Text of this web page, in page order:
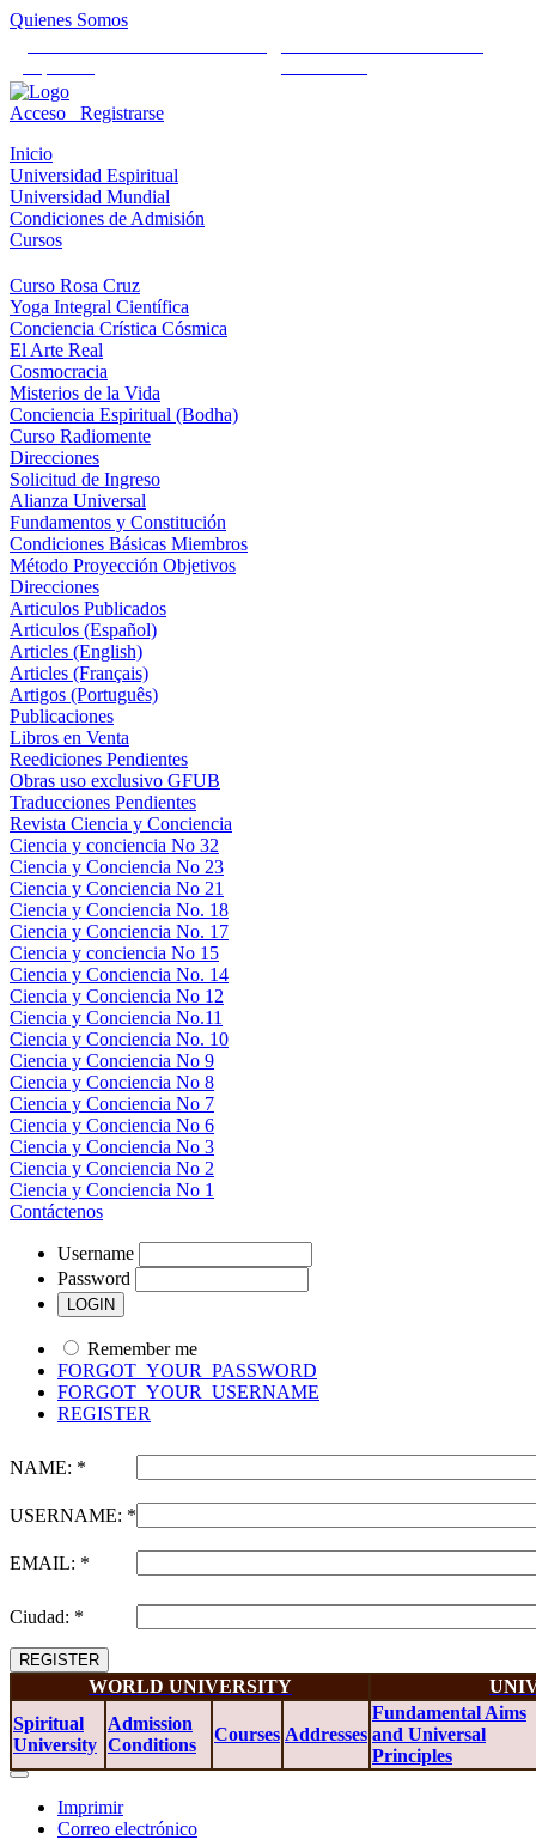
Quienes Somos
Acceso
Registrarse
Inicio
Universidad Espiritual
Universidad Mundial
Condiciones de Admisión
Cursos
Curso Rosa Cruz
Yoga Integral Científica
Conciencia Crística Cósmica
El Arte Real
Cosmocracia
Misterios de la Vida
Conciencia Espiritual (Bodha)
Curso Radiomente
Direcciones
Solicitud de Ingreso
Alianza Universal
Fundamentos y Constitución
Condiciones Básicas Miembros
Método Proyección Objetivos
Direcciones
Articulos Publicados
Articulos (Español)
Articles (English)
Articles (Français)
Artigos (Português)
Publicaciones
Libros en Venta
Reediciones Pendientes
Obras uso exclusivo GFUB
Traducciones Pendientes
Revista Ciencia y Conciencia
Ciencia y conciencia No 32
Ciencia y Conciencia No 23
Ciencia y Conciencia No 21
Ciencia y Conciencia No. 18
Ciencia y Conciencia No. 17
Ciencia y conciencia No 15
Ciencia y Conciencia No. 14
Ciencia y Conciencia No 12
Ciencia y Conciencia No.11
Ciencia y Conciencia No. 10
Ciencia y Conciencia No 9
Ciencia y Conciencia No 8
Ciencia y Conciencia No 7
Ciencia y Conciencia No 6
Ciencia y Conciencia No 3
Ciencia y Conciencia No 2
Ciencia y Conciencia No 1
Contáctenos
Username
Password
Remember me
FORGOT_YOUR_PASSWORD
FORGOT_YOUR_USERNAME
REGISTER
NAME: *
USERNAME: *
EMAIL: *
Ciudad: *
REGISTER
WORLD UNIVERSITY
Spiritual
University
Admission
Conditions
Courses Addresses
Fundamental Aims
and Universal
Principles
Imprimir
Correo electrónico